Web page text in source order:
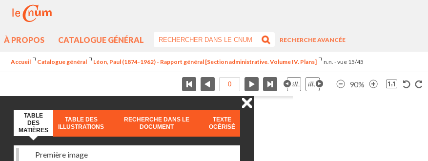
À PROPOS CATALOGUE GÉNÉRAL
RECHERCHE AVANCÉE
Accueil Catalogue général Léon, Paul (1874-1962) - Rapport général [Section administrative. Volume IV. Plans] n.n. - vue 15/45
90%
TABLE
DES
MATIÈRES
TABLE DES
ILLUSTRATIONS
RECHERCHE DANS LE
DOCUMENT
TEXTE
OCÉRISÉ
Première image